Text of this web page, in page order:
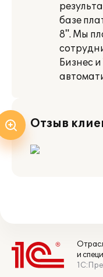
базе
8". Мы
Бизнес
Отзыв
и